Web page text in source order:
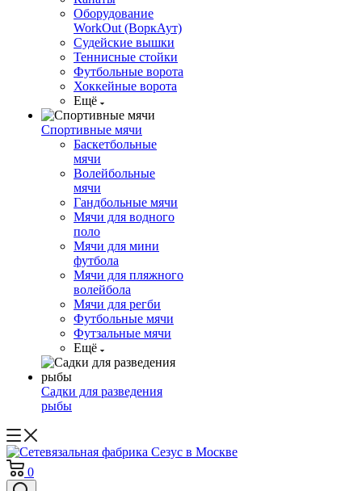
Оборудование
WorkOut (ВоркАут)
Судейские вышки
Теннисные стойки
Футбольные ворота
Хоккейные ворота
Ещё
Спортивные мячи
Баскетбольные
мячи
Волейбольные
мячи
Гандбольные мячи
Мячи для водного
поло
Мячи для мини
футбола
Мячи для пляжного
волейбола
Мячи для регби
Футбольные мячи
Футзальные мячи
Ещё
Садки для разведения
рыбы
0